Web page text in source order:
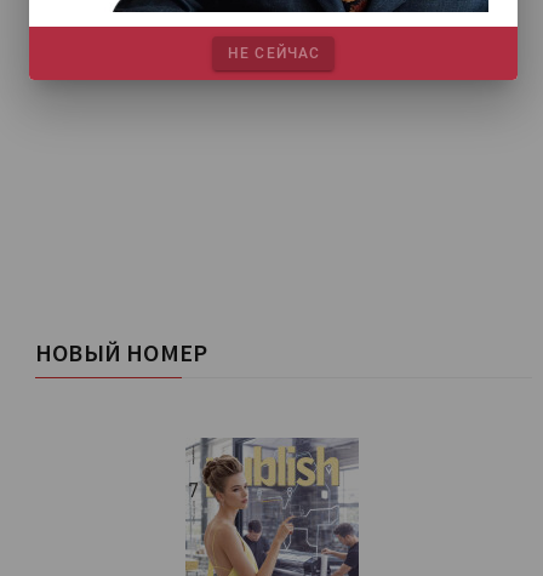
НОВЫЙ НОМЕР
НЕ СЕЙЧАС